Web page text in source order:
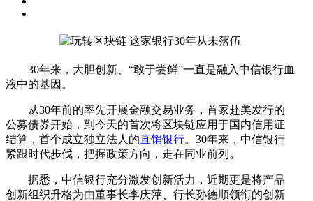
30年来，大胆创新、“敢于尝鲜”一直是融入中信银行血
液中的基因。
从30年前的率先开展金融交易业务，首家赴美发行的
公募债券开始，到今天的首次将区块链应用于国内信用证
结算，首个成立独立法人的直销银行。30年来，中信银行
紧跟时代步伐，把握政策方向，走在同业前列。
据悉，中信银行充分激发创新活力，近期更是将产品
创新组织升格为由董事长李庆萍、行长孙德顺领衔的创新